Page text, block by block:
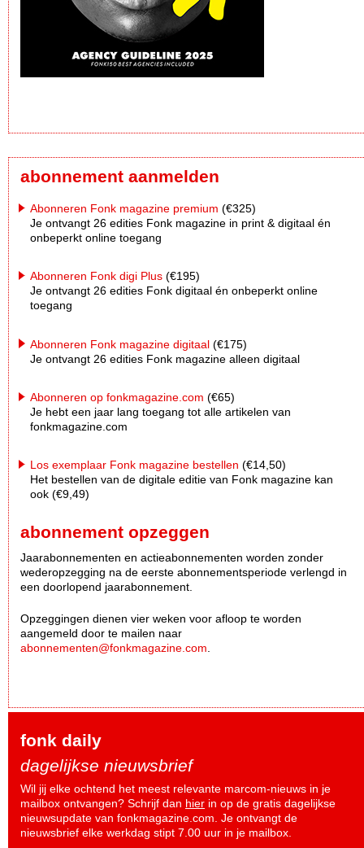
abonnement aanmelden
Abonneren Fonk magazine premium (€325)
Je ontvangt 26 edities Fonk magazine in print & digitaal én
onbeperkt online toegang
Abonneren Fonk digi Plus (€195)
Je ontvangt 26 edities Fonk digitaal én onbeperkt online
toegang
Abonneren Fonk magazine digitaal (€175)
Je ontvangt 26 edities Fonk magazine alleen digitaal
Abonneren op fonkmagazine.com (€65)
Je hebt een jaar lang toegang tot alle artikelen van
fonkmagazine.com
Los exemplaar Fonk magazine bestellen (€14,50)
Het bestellen van de digitale editie van Fonk magazine kan
ook (€9,49)
abonnement opzeggen
Jaarabonnementen en actieabonnementen worden zonder
wederopzegging na de eerste abonnementsperiode verlengd in
een doorlopend jaarabonnement.
Opzeggingen dienen vier weken voor afloop te worden
aangemeld door te mailen naar
abonnementen@fonkmagazine.com
fonk daily
dagelijkse nieuwsbrief
Wil jij elke ochtend het meest relevante marcom-nieuws in je
mailbox ontvangen? Schrijf dan hier in op de gratis dagelijkse
nieuwsupdate van fonkmagazine.com. Je ontvangt de
nieuwsbrief elke werkdag stipt 7.00 uur in je mailbox.